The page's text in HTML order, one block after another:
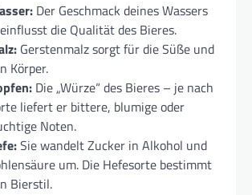
Der Geschmack deines Wassers
die Qualität des Bieres.
Gerstenmalz sorgt für die Süße und
Körper.
Die „Würze“ des Bieres – je nach
liefert er bittere, blumige oder
Noten.
Sie wandelt Zucker in Alkohol und
um. Die Hefesorte bestimmt
Bierstil.